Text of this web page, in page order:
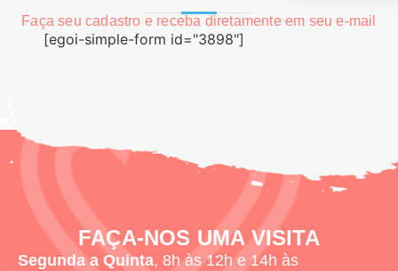
Faça seu cadastro e receba diretamente em seu e-mail
[egoi-simple-form id="3898"]
FAÇA-NOS UMA VISITA
Segunda a Quinta, 8h às 12h e 14h às